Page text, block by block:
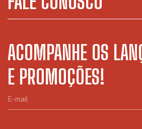
ACOMPANHE OS
E PROMOÇÕES!